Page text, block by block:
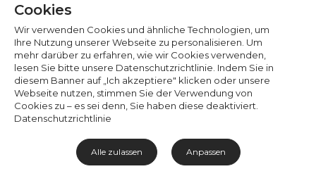
Cookies
Wir verwenden Cookies und ähnliche Technologien, um
Ihre Nutzung unserer Webseite zu personalisieren. Um
mehr darüber zu erfahren, wie wir Cookies verwenden,
lesen Sie bitte unsere Datenschutzrichtlinie. Indem Sie in
diesem Banner auf „Ich akzeptiere" klicken oder unsere
Webseite nutzen, stimmen Sie der Verwendung von
Cookies zu – es sei denn, Sie haben diese deaktiviert.
Datenschutzrichtlinie
Alle zulassen Anpassen
Kapstadt wie ein Local erleben